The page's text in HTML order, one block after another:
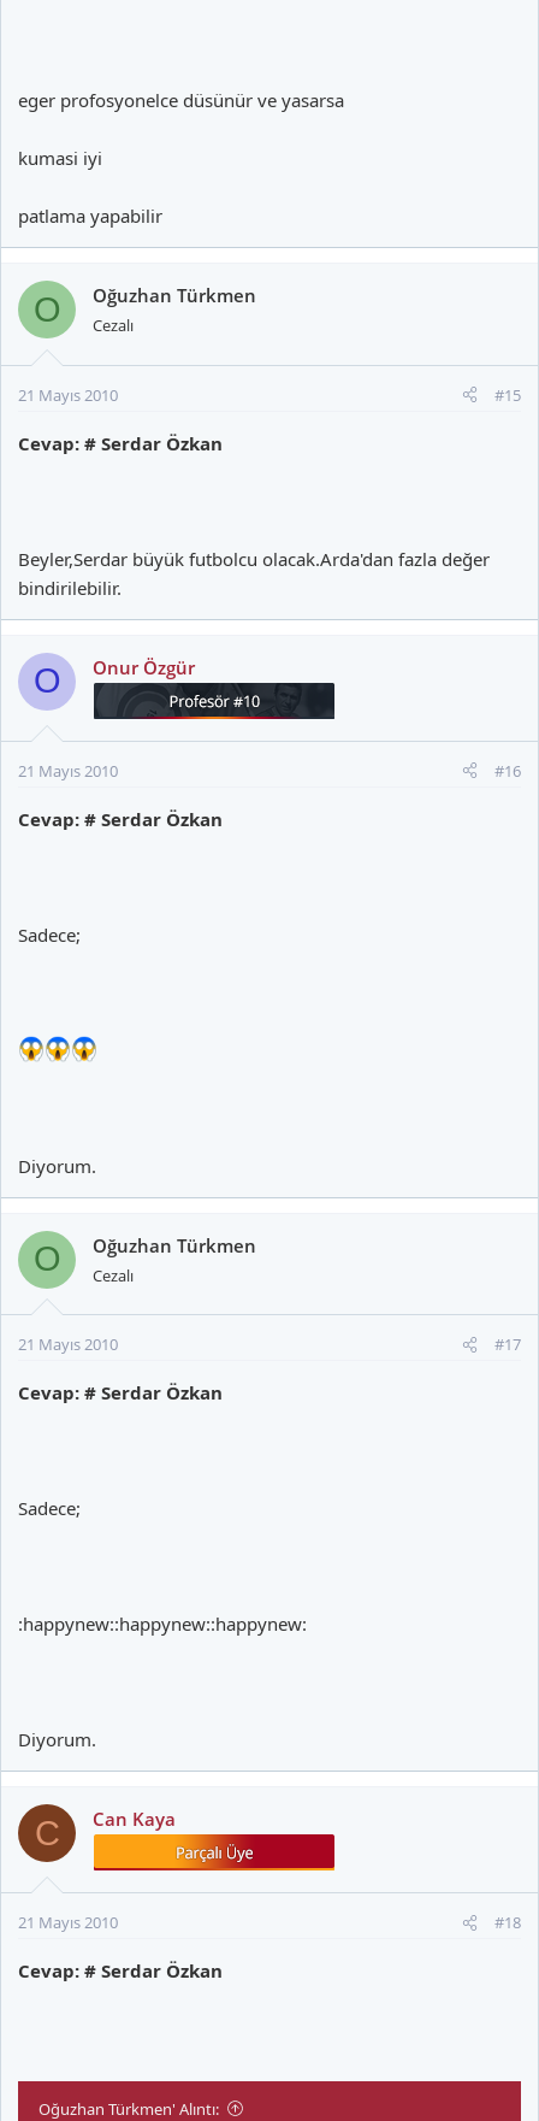
eger profosyonelce düsünür ve yasarsa
kumasi iyi
patlama yapabilir
O Oğuzhan Türkmen
Cezalı
21 Mayıs 2010 #15
Cevap: # Serdar Özkan
Beyler,Serdar büyük futbolcu olacak.Arda'dan fazla değer
bindirilebilir.
O Onur Özgür
21 Mayıs 2010 #16
Cevap: # Serdar Özkan
Sadece;
Diyorum.
O Oğuzhan Türkmen
Cezalı
21 Mayıs 2010 #17
Cevap: # Serdar Özkan
Sadece;
:happynew::happynew::happynew:
Diyorum.
C Can Kaya
21 Mayıs 2010 #18
Cevap: # Serdar Özkan
Oğuzhan Türkmen' Alıntı: